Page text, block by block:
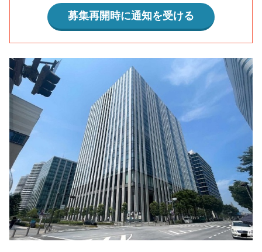
募集再開時に通知を受ける